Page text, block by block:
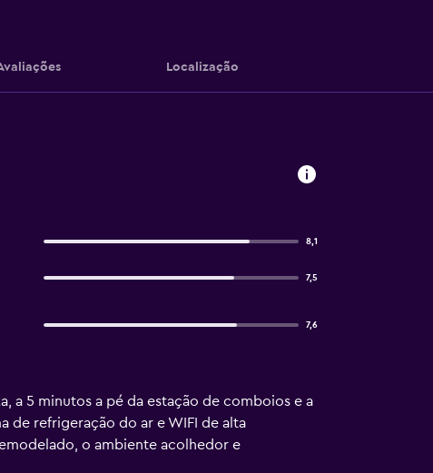
Localização
8,1
7,5
7,6
a 5 minutos a pé da estação de comboios e a
de refrigeração do ar e WIFI de alta
o ambiente acolhedor e